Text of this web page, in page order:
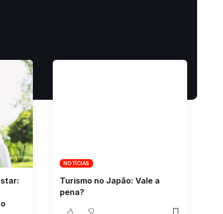
NOTÍCIAS
Turismo no Japão: Vale a
pena?